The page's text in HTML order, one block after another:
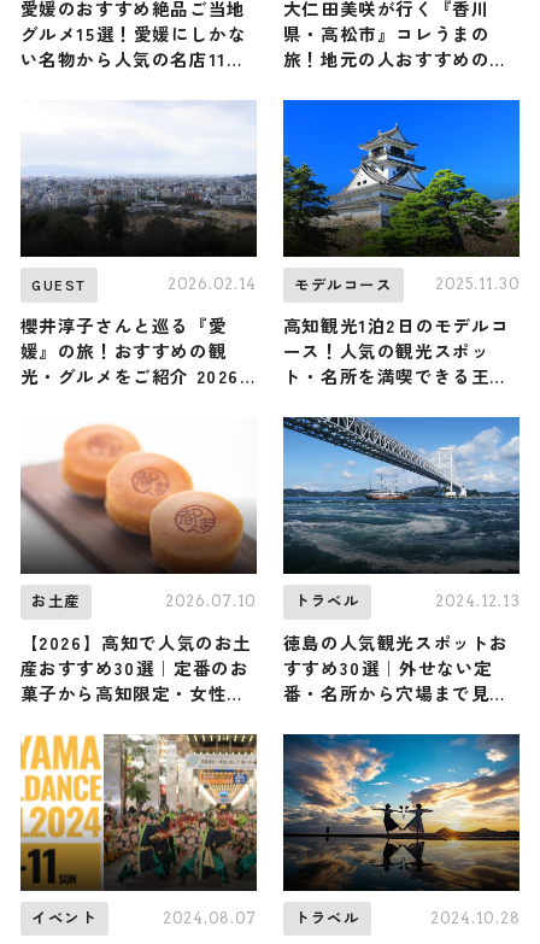
愛媛のおすすめ絶品ご当地
グルメ15選！愛媛にしかな
い名物から人気の名店11選
大仁田美咲が行く『香川
県・高松市』コレうまの
旅！地元の人おすすめのご
GUEST 2026.02.14
櫻井淳子さんと巡る『愛
媛』の旅！おすすめの観
光・グルメをご紹介 2026
モデルコース 2025.11.30
高知観光1泊2日のモデルコ
ース！人気の観光スポッ
ト・名所を満喫できる王道
お土産 2026.07.10
【2026】高知で人気のお土
産おすすめ30選｜定番のお
菓子から高知限定・女性向
トラベル 2024.12.13
徳島の人気観光スポットお
すすめ30選｜外せない定
番・名所から穴場まで見ど
イベント 2024.08.07 トラベル 2024.10.28